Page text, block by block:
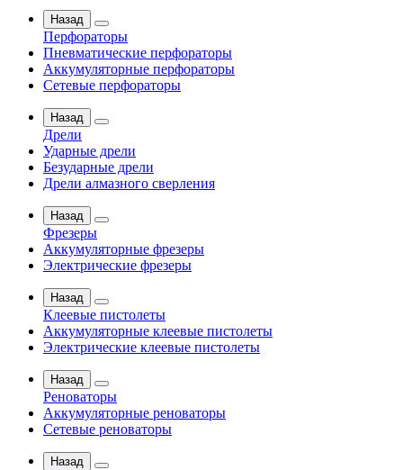
Назад
Перфораторы
Пневматические перфораторы
Аккумуляторные перфораторы
Сетевые перфораторы
Назад
Дрели
Ударные дрели
Безударные дрели
Дрели алмазного сверления
Назад
Фрезеры
Аккумуляторные фрезеры
Электрические фрезеры
Назад
Клеевые пистолеты
Аккумуляторные клеевые пистолеты
Электрические клеевые пистолеты
Назад
Реноваторы
Аккумуляторные реноваторы
Сетевые реноваторы
Назад